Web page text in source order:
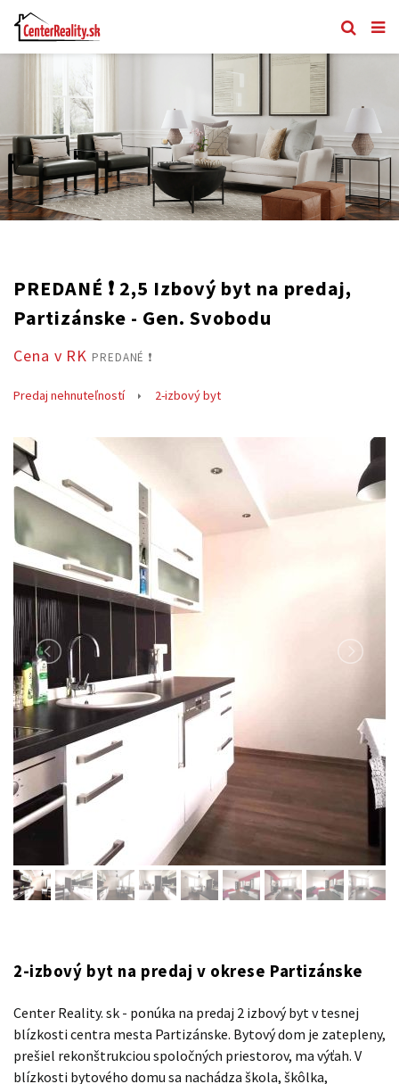
PREDANÉ ❗️ 2,5 Izbový byt na predaj,
Partizánske - Gen. Svobodu
Cena v RK PREDANÉ ❗️
Predaj nehnuteľností 2-izbový byt
2-izbový byt na predaj v okrese Partizánske
Center Reality. sk - ponúka na predaj 2 izbový byt v tesnej
blízkosti centra mesta Partizánske. Bytový dom je zatepleny,
prešiel rekonštrukciou spoločných priestorov, ma výťah. V
blízkosti bytového domu sa nachádza škola, škôlka,